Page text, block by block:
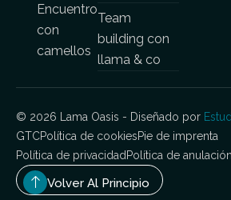
Encuentro
con
camellos
Team
building con
llama & co
© 2026 Lama Oasis - Diseñado por
GTCPolítica de cookiesPie de imprenta
Política de privacidad Política de anulación
Volver Al Principio